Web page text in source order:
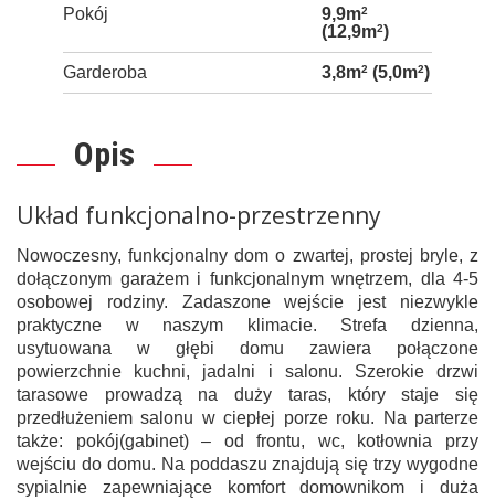
Pokój 9,9m2
(12,9m2)
Garderoba 3,8m2(5,0m2)
Opis
Układ funkcjonalno-przestrzenny
Nowoczesny, funkcjonalny dom o zwartej, prostej bryle, z
dołączonym garażem i funkcjonalnym wnętrzem, dla 4-5
osobowej rodziny. Zadaszone wejście jest niezwykle
praktyczne w naszym klimacie. Strefa dzienna,
usytuowana w głębi domu zawiera połączone
powierzchnie kuchni, jadalni i salonu. Szerokie drzwi
tarasowe prowadzą na duży taras, który staje się
przedłużeniem salonu w ciepłej porze roku. Na parterze
także: pokój(gabinet) – od frontu, wc, kotłownia przy
wejściu do domu. Na poddaszu znajdują się trzy wygodne
sypialnie zapewniające komfort domownikom i duża